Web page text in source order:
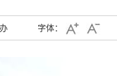
字体：